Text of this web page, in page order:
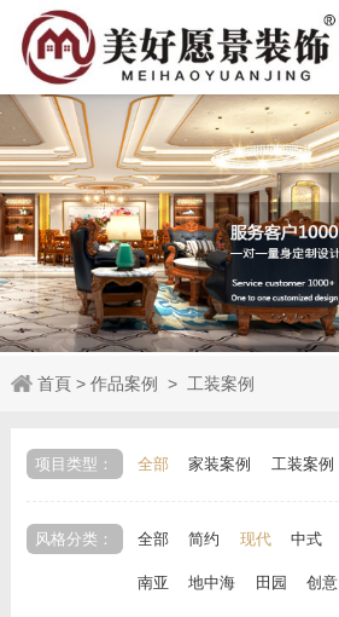
首頁> 作品案例 > 工装案例
项目类型： 全部 家装案例 工装案例
风格分类： 全部 简约 现代 中式
南亚 地中海 田园 创意